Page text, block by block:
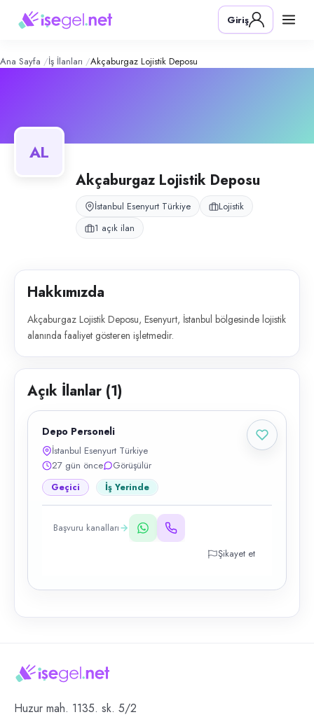
Lojistik Deposu– Şirket
Konum:
Akçaburgaz Lojistik Deposu, Esenyurt, İstanbul bölgesinde lojistik
Giriş
Ana Sayfa İş İlanları Akçaburgaz Lojistik Deposu
AL
Akçaburgaz Lojistik Deposu
İstanbul Esenyurt Türkiye
Lojistik
1 açık ilan
Hakkımızda
Akçaburgaz Lojistik Deposu, Esenyurt, İstanbul bölgesinde lojistik
alanında faaliyet gösteren işletmedir.
Açık İlanlar (1)
Depo Personeli
İstanbul Esenyurt Türkiye
27 gün önce
Görüşülür
Geçici İş Yerinde
Başvuru kanalları
Şikayet et
Huzur mah. 1135. sk. 5/2